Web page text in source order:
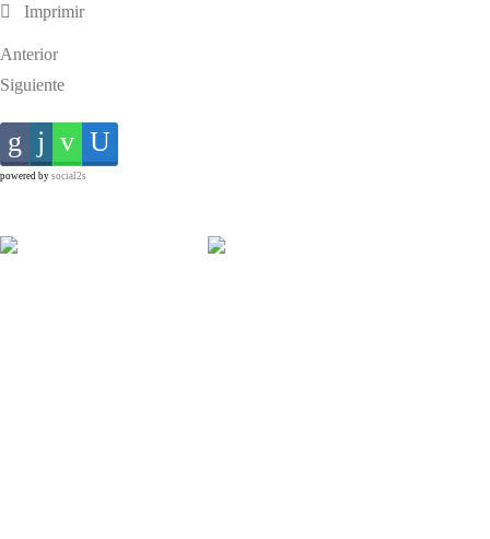
Imprimir
Anterior
Siguiente
powered by social2s